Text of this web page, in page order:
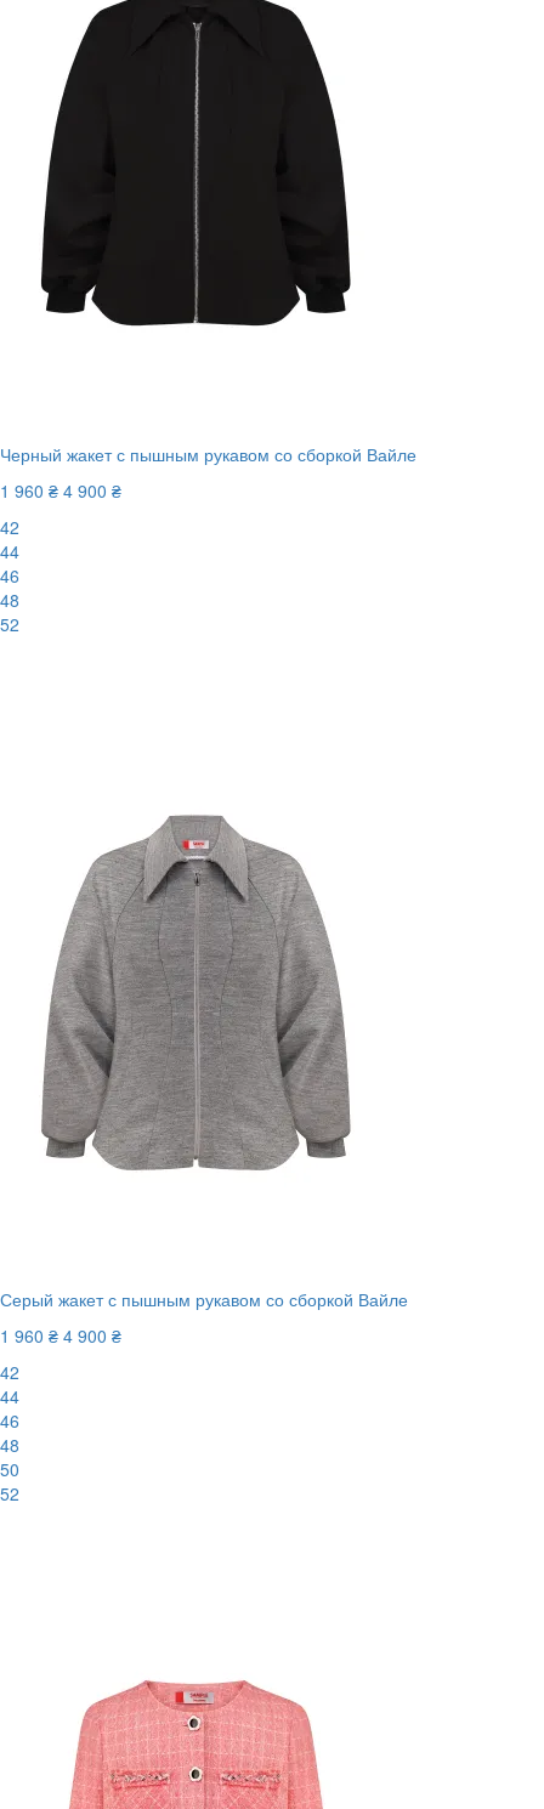
Черный жакет с пышным рукавом со сборкой Вайле
1 960 ₴ 4 900 ₴
42
44
46
48
52
Серый жакет с пышным рукавом со сборкой Вайле
1 960 ₴ 4 900 ₴
42
44
46
48
50
52